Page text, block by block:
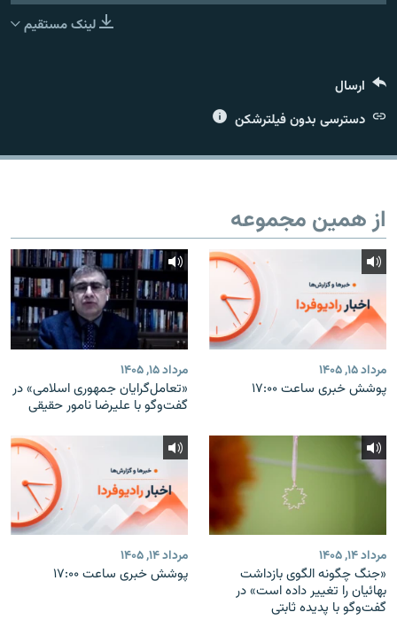
لینک مستقیم
ارسال
دسترسی بدون فیلترشکن
از همین مجموعه
مرداد ۱۵, ۱۴۰۵
پوشش خبری ساعت ۱۷:۰۰
مرداد ۱۵, ۱۴۰۵
«تعامل‌گرایان جمهوری اسلامی» در
گفت‌وگو با علیرضا نامور حقیقی
مرداد ۱۴, ۱۴۰۵
«جنگ چگونه الگوی بازداشت
بهائیان را تغییر داده است» در
گفت‌وگو با پدیده ثابتی
مرداد ۱۴, ۱۴۰۵
پوشش خبری ساعت ۱۷:۰۰